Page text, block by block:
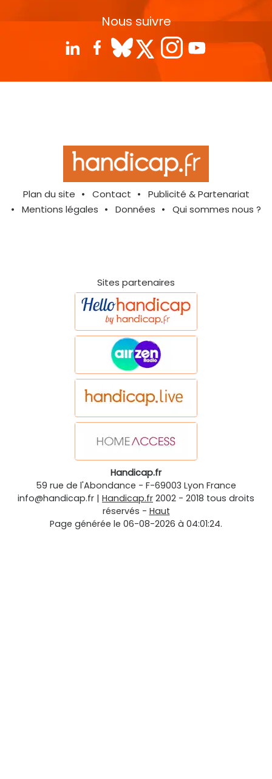
Nous suivre
Plan du site Contact
Publicité & Partenariat
Mentions légales
Données Qui sommes nous ?
Sites partenaires
Handicap.fr
59 rue de l'Abondance - F-69003 Lyon France
info@handicap.fr | Handicap.fr 2002 - 2018 tous droits
réservés - Haut
Page générée le 06-08-2026 à 04:01:24.